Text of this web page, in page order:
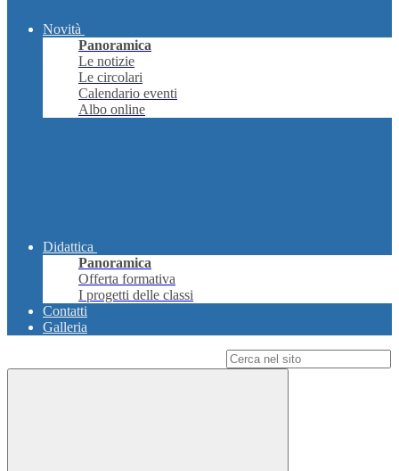
Novità
Panoramica
Le notizie
Le circolari
Calendario eventi
Albo online
Didattica
Panoramica
Offerta formativa
I progetti delle classi
Contatti
Galleria